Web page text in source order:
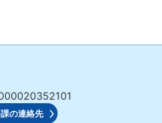
の連絡先